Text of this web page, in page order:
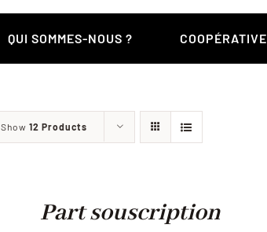
QUI SOMMES-NOUS ? COOPÉRATIVE
Show 12 Products
Part souscription